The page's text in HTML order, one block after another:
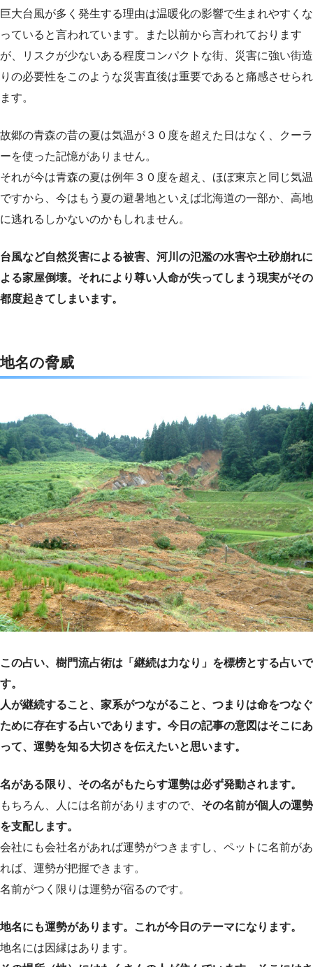
巨大台風が多く発生する理由は温暖化の影響で生まれやすくな
っていると言われています。また以前から言われております
が、リスクが少ないある程度コンパクトな街、災害に強い街造
りの必要性をこのような災害直後は重要であると痛感させられ
ます。
故郷の青森の昔の夏は気温が３０度を超えた日はなく、クーラ
ーを使った記憶がありません。
それが今は青森の夏は例年３０度を超え、ほぼ東京と同じ気温
ですから、今はもう夏の避暑地といえば北海道の一部か、高地
に逃れるしかないのかもしれません。
台風など自然災害による被害、河川の氾濫の水害や土砂崩れに
よる家屋倒壊。それにより尊い人命が失ってしまう現実がその
都度起きてしまいます。
地名の脅威
この占い、樹門流占術は「継続は力なり」を標榜とする占いで
す。
人が継続すること、家系がつながること、つまりは命をつなぐ
ために存在する占いであります。今日の記事の意図はそこにあ
って、運勢を知る大切さを伝えたいと思います。
名がある限り、その名がもたらす運勢は必ず発動されます。
もちろん、人には名前がありますので、 その名前が個人の運勢
を支配します。
会社にも会社名があれば運勢がつきますし、ペットに名前があ
れば、運勢が把握できます。
名前がつく限りは運勢が宿るのです。
地名にも運勢があります。これが今日のテーマになります。
地名には因縁はあります。